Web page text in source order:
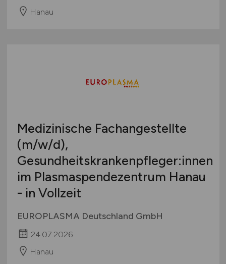
Hanau
Medizinische Fachangestellte
(m/w/d),
Gesundheitskrankenpfleger:innen
im Plasmaspendezentrum Hanau
- in Vollzeit
EUROPLASMA Deutschland GmbH
24.07.2026
Hanau